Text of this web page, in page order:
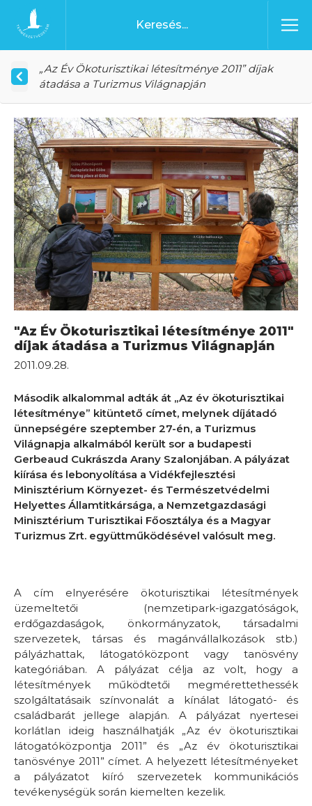
Ugrás a tartalomhoz
Főoldal
„Az Év Ökoturisztikai létesítménye 2011” díjak
átadása a Turizmus Világnapján
"Az Év Ökoturisztikai létesítménye 2011"
díjak átadása a Turizmus Világnapján
2011.09.28.
Második alkalommal adták át „Az év ökoturisztikai
létesítménye” kitüntető címet, melynek díjátadó
ünnepségére szeptember 27-én, a Turizmus
Világnapja alkalmából került sor a budapesti
Gerbeaud Cukrászda Arany Szalonjában. A pályázat
kiírása és lebonyolítása a Vidékfejlesztési
Minisztérium Környezet- és Természetvédelmi
Helyettes Államtitkársága, a Nemzetgazdasági
Minisztérium Turisztikai Főosztálya és a Magyar
Turizmus Zrt. együttműködésével valósult meg.
A cím elnyerésére ökoturisztikai létesítmények
üzemeltetői (nemzetipark-igazgatóságok,
erdőgazdaságok, önkormányzatok, társadalmi
szervezetek, társas és magánvállalkozások stb.)
pályázhattak, látogatóközpont vagy tanösvény
kategóriában. A pályázat célja az volt, hogy a
létesítmények működtetői megmérettethessék
szolgáltatásaik színvonalát a kínálat látogató- és
családbarát jellege alapján. A pályázat nyertesei
korlátlan ideig használhatják „Az év ökoturisztikai
látogatóközpontja 2011” és „Az év ökoturisztikai
tanösvénye 2011” címet. A helyezett létesítményeket
a pályázatot kiíró szervezetek kommunikációs
tevékenységük során kiemelten kezelik.